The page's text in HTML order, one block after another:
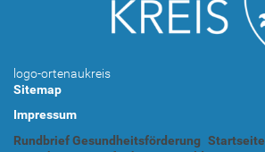
logo-ortenaukreis
Sitemap
Impressum
Rundbrief Gesundheitsförderung Startseite